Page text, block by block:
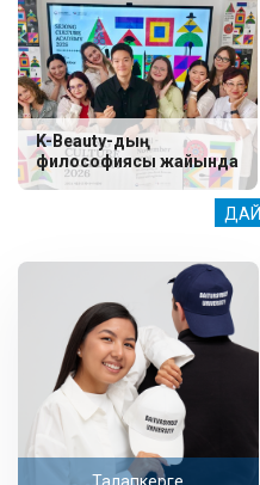
K-Beauty-дың
философиясы жайында